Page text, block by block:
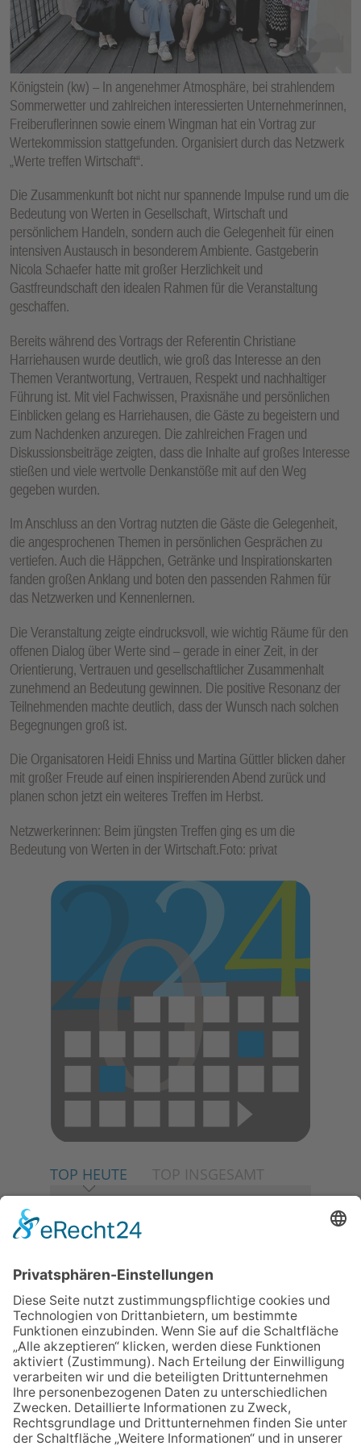
Königstein (kw) – In angenehmer Atmosphäre, bei strahlendem
Sommerwetter und zahlreichen interessierten Unternehmerinnen,
Freiberuflerinnen sowie einem Wingman hat ein Vortrag zur
Wertekommission stattgefunden. Organisiert durch das Netzwerk
„Werte treffen Wirtschaft“.
Die Zusammenkunft bot nicht nur spannende Impulse rund um die
Bedeutung von Werten in Gesellschaft, Wirtschaft und
persönlichem Handeln, sondern auch die Gelegenheit für einen
intensiven Austausch in besonderem Ambiente. Gastgeberin
Nicola Schaefer hatte mit großer Herzlichkeit und
Gastfreundschaft den idealen Rahmen für die Veranstaltung
geschaffen.
Bereits während des Vortrags der Referentin Christiane
Harriehausen wurde deutlich, wie groß das Interesse an den
Themen Verantwortung, Vertrauen, Respekt und nachhaltiger
Führung ist. Mit viel Fachwissen, Praxisnähe und persönlichen
Einblicken gelang es Harriehausen, die Gäste zu begeistern und
zum Nachdenken anzuregen. Die zahlreichen Fragen und
Diskussionsbeiträge zeigten, dass die Inhalte auf großes Interesse
stießen und viele wertvolle Denkanstöße mit auf den Weg
gegeben wurden.
Im Anschluss an den Vortrag nutzten die Gäste die Gelegenheit,
die angesprochenen Themen in persönlichen Gesprächen zu
vertiefen. Auch die Häppchen, Getränke und Inspirationskarten
fanden großen Anklang und boten den passenden Rahmen für
das Netzwerken und Kennenlernen.
Die Veranstaltung zeigte eindrucksvoll, wie wichtig Räume für den
offenen Dialog über Werte sind – gerade in einer Zeit, in der
Orientierung, Vertrauen und gesellschaftlicher Zusammenhalt
zunehmend an Bedeutung gewinnen. Die positive Resonanz der
Teilnehmenden machte deutlich, dass der Wunsch nach solchen
Begegnungen groß ist.
Die Organisatoren Heidi Ehniss und Martina Güttler blicken daher
mit großer Freude auf einen inspirierenden Abend zurück und
planen schon jetzt ein weiteres Treffen im Herbst.
Netzwerkerinnen: Beim jüngsten Treffen ging es um die
Bedeutung von Werten in der Wirtschaft.Foto: privat
TOP HEUTE TOP INSGESAMT
06.08.2026
Baustellenführung führt auch in
die Zukunft der Stadt
Königstein
06.08.2026
Klinikforum zum Thema
Karpaltunnelsyndrom
06.08.2026
Gewinnspiel zum Start ins
Schuljahr
30.07.2026
Ganz Niederhöchstadt wird zur
E
N